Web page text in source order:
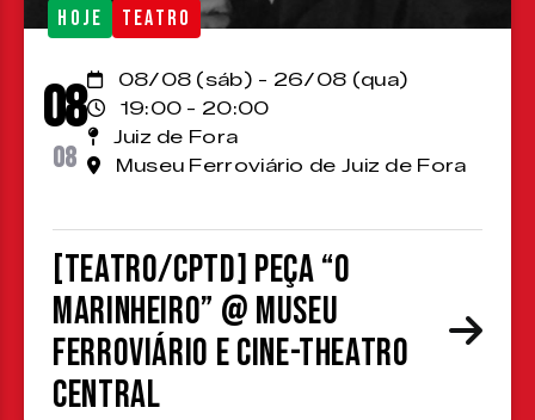
HOJE TEATRO
08
08
08/08 (sáb) - 26/08 (qua)
19:00 - 20:00
Juiz de Fora
Museu Ferroviário de Juiz de Fora
[TEATRO/CPTD] Peça “O
Marinheiro” @ Museu
Ferroviário e Cine-Theatro
Central